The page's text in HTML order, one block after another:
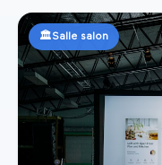
🏛️Salle salon